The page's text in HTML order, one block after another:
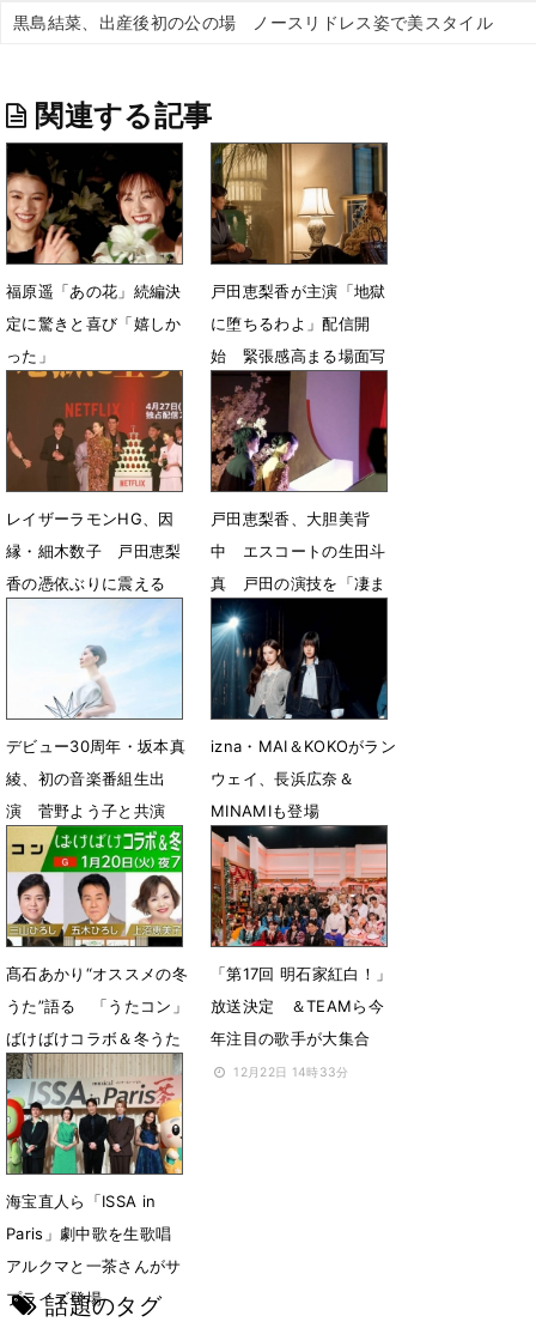
黒島結菜、出産後初の公の場 ノースリドレス姿で美スタイル
関連する記事
福原遥「あの花」続編決
定に驚きと喜び「嬉しか
った」
戸田恵梨香が主演「地獄
に堕ちるわよ」配信開
始 緊張感高まる場面写
真＆キャラクター相関図
が公開
4月27日 08時00分
レイザーラモンHG、因
縁・細木数子 戸田恵梨
香の憑依ぶりに震える
「トラウマを思い出し
4月15日 07時16分
戸田恵梨香、大胆美背
中 エスコートの生田斗
真 戸田の演技を「凄ま
じさを思い知る」
4月15日 07時00分
デビュー30周年・坂本真
綾、初の音楽番組生出
演 菅野よう子と共演
2月24日 17時00分
izna・MAI＆KOKOがラン
ウェイ、長浜広奈＆
MINAMIも登場
2月16日 08時08分
髙石あかり“オススメの冬
うた”語る 「うたコン」
ばけばけコラボ＆冬うた
SP
1月13日 18時00分
「第17回 明石家紅白！」
放送決定 ＆TEAMら今
年注目の歌手が大集合
12月22日 14時33分
海宝直人ら「ISSA in
Paris」劇中歌を生歌唱
アルクマと一茶さんがサ
プライズ登場
話題のタグ